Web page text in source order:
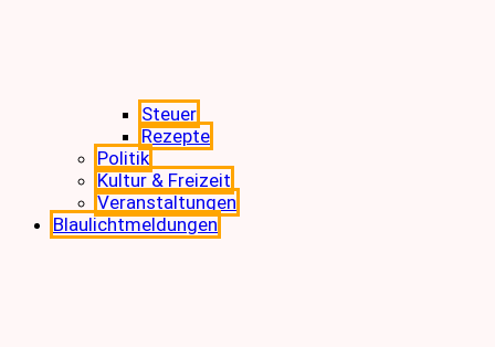
Steuer
Rezepte
Politik
Kultur & Freizeit
Veranstaltungen
Blaulichtmeldungen